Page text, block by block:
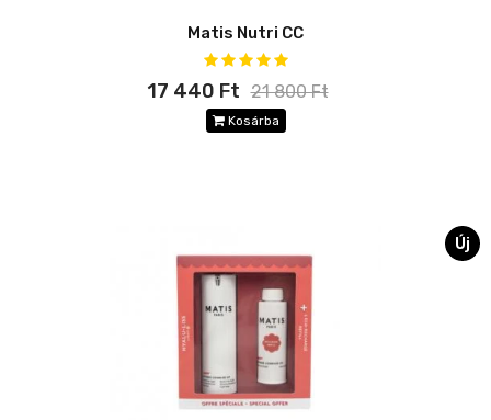
Matis Nutri CC
17 440 Ft 21 800 Ft
Kosárba
Új